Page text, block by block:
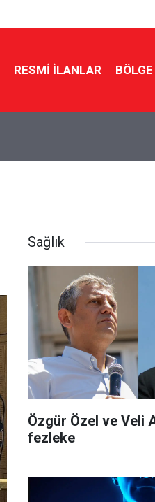
RESMI İLANLAR BÖLGE
Sağlık
Özgür Özel ve Veli
fezleke